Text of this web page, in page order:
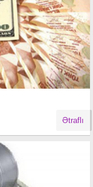
Ətraflı